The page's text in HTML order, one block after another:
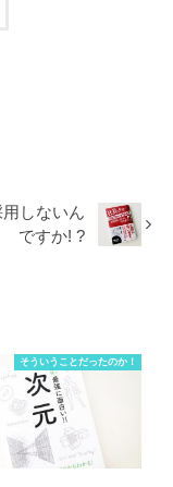
しないん
ですか! ?
そういうことだったのか！